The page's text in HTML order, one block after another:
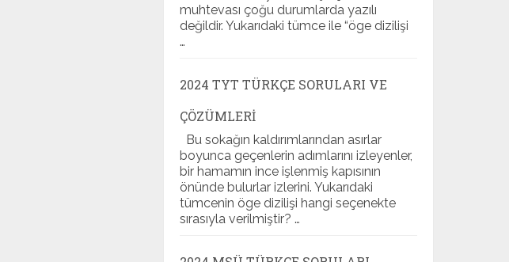
muhtevası çoğu durumlarda yazılı
değildir. Yukarıdaki tümce ile “öge dizilişi
…
2024 TYT TÜRKÇE SORULARI VE
ÇÖZÜMLERI
Bu sokağın kaldırımlarından asırlar
boyunca geçenlerin adımlarını izleyenler,
bir hamamın ince işlenmiş kapısının
önünde bulurlar izlerini. Yukarıdaki
tümcenin öge dizilişi hangi seçenekte
sırasıyla verilmiştir? …